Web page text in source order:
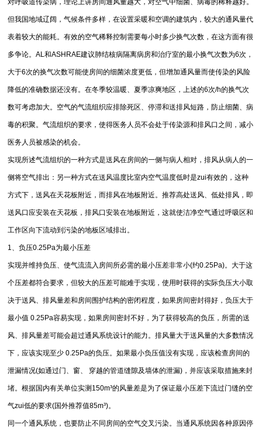
对呼吸道传染病，理论上讲房间通风量越大，对空气中细菌、病毒的稀释越好。
但我国地域辽阔，气候条件多样，在设置采暖和空调的建筑内，较大的通风量代
表着较大的能耗。有效的空气稀释控制需要每小时多少换气次数，在这方面有很
多争论。AL和ASHRAE建议肺结核病隔离病房和治疗室的最小换气次数为6次，
大于6次的换气次数可能使房间的细菌浓度更低，但增加通风量而使传染的风险
降低的准确数据还没有。在冬季较温暖、夏季凉爽地区，上述的6次/h的换气次
数可考虑加大。空气的气流组织应排除死区、停滞和送排风短路，防止细菌、病
毒的积聚。气流组织的要求，使得医务人员不会处于传染源和排风口之间，减小
医务人员被感染的机会。
实现所述气流组织的一种方式是送风在房间的一侧与病人相对，排风从病人的一
侧将空气排出：另一种方式在送风温度比室内空气温度低时是zui有效的，这种
方式下，送风在天花板附近，而排风在地板附近。推荐高处送风、低处排风，即
送风口应安装在天花板，排风口安装在地板附近，这就使洁净空气通过呼吸区和
工作区向下流动到污染的地板区域排出。
1、负压0.25Pa为最小压差
实现并维持负压、使气流流入房间所必需的最小压差非常小(约0.25Pa)。大于这
个压差都符合要求，但较大的压差可能难于实现，使用时获得的实际负压大小取
决于送风、排风量差和房间围护结构的密闭程度，如果房间密封得好，负压大于
最小值 0.25Pa容易实现，如果房间密封不好，为了获得较高的负压，所需的送
风、排风量差可能会超过通风系统设计的能力。排风量大于送风量的大多数情况
下，应该实现至少 0.25Pa的负压。如果最小负压值没有实现，应该检查房间的
泄漏情况(如通过门、窗、 穿越的管道缝隙及墙体的泄漏)，并应该采取措施来封
堵。根据国内有关单位实测150m³的风量差是为了保证最小压差下流过门缝的空
气zui低的要求(国外推荐值85m³)。
同一个通风系统，也要防止不同房间的空气交叉污染。当通风系统因各种原因停